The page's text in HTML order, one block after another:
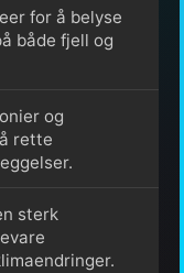
for å belyse
både fjell og
og
rette
sterk